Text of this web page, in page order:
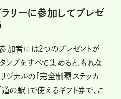
ラリーに参加してプレゼ
参加者には2つのプレゼントが
ンプをすべて集めると、もれな
リジナルの「完全制覇ステッカ
道の駅」で使えるギフト券で、こ